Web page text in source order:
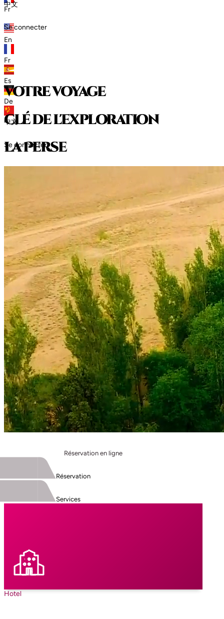
Fr
En
Fr
Es
De
中文
Se connecter
中文
Se connecter
votre voyage
clé de l'exploration
laPerse
Réservation en ligne
Réservation
Services
Hotel